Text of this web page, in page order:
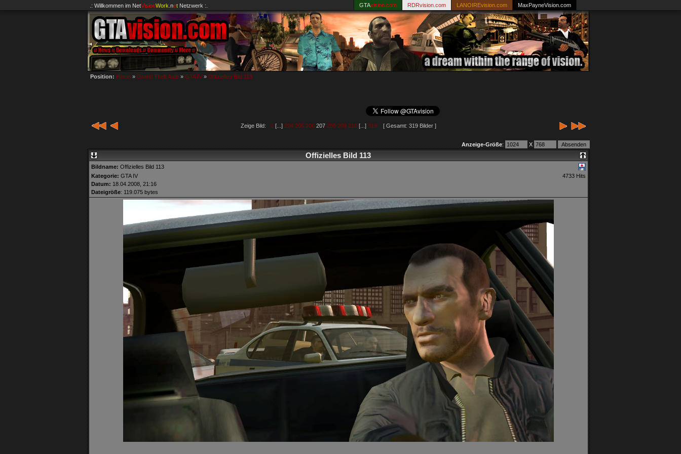
.: Willkommen im NetVisionWork .net Netzwerk :. GTAvision.com RDRvision.com LANOIREvision.com MaxPayneVision.com
Position: Home » Grand Theft Auto » GTA IV » Offizielles Bild 113
Zeige Bild: 1 [...] 204 205 206 207 208 209 210 [...] 319 [ Gesamt: 319 Bilder ]
Anzeige-Größe: X
Offizielles Bild 113
Bildname: Offizielles Bild 113
Kategorie: GTA IV
4733 Hits
Datum: 18.04.2008, 21:16
Dateigröße: 119.075 bytes